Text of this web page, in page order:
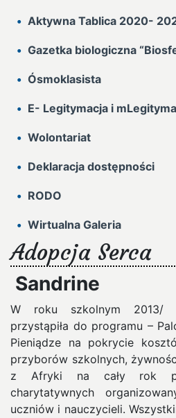
Aktywna Tablica 2020-
Gazetka biologiczna
Ósmoklasista
E- Legitymacja i
Wolontariat
Deklaracja dostępności
RODO
Wirtualna Galeria
Adopcja Serca
Sandrine
W roku szkolnym 2013/
przystąpiła do programu –
Pieniądze na pokrycie
przyborów szkolnych,
z Afryki na cały rok
charytatywnych
uczniów i nauczycieli.